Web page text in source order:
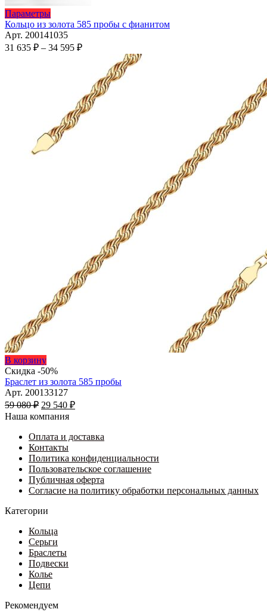
ПараметрыЭтот
товар
имеет
несколько
странице
товара.
Кольцо из золота 585 пробы с фианитом
Арт. 200141035
31 635 ₽ – 34 595 ₽Диапазон
635 ₽
34
595 ₽
В корзинуЭтот
товар
имеет
несколько
вариаций.
Опции
выбрать
на
странице
товара.
Скидка -50%
Браслет из золота 585 пробы
Арт. 200133127
59 080₽ Первоначальная
цена
59
080 ₽.
29 540 ₽Текущая
540 ₽.
Наша компания
Оплата и доставка
Контакты
Политика конфиденциальности
Пользовательское соглашение
Публичная оферта
Согласие на политику обработки персональных данных
Категории
Кольца
Серьги
Браслеты
Подвески
Колье
Цепи
Рекомендуем